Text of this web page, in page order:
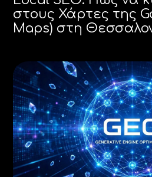
στους Χάρτες της
Maps) στη